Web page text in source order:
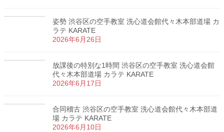
姿勢 渋谷区の空手教室 洗心道会館代々木本部道場 カ
ラテ KARATE
2026年6月26日
放課後の特別な1時間 渋谷区の空手教室 洗心道会館
代々木本部道場 カラテ KARATE
2026年6月17日
合同稽古 渋谷区の空手教室 洗心道会館代々木本部道
場 カラテ KARATE
2026年6月10日